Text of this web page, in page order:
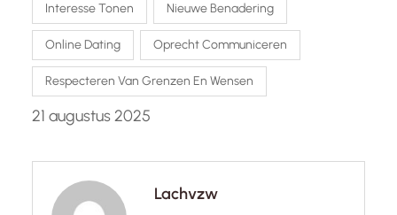
Interesse Tonen Nieuwe Benadering
Online Dating Oprecht Communiceren
Respecteren Van Grenzen En Wensen
21 augustus 2025
Lachvzw